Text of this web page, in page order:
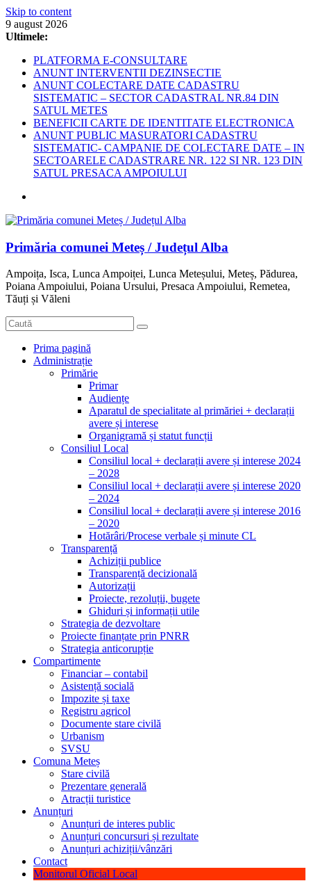
Skip to content
9 august 2026
Ultimele:
PLATFORMA E-CONSULTARE
ANUNT INTERVENTII DEZINSECTIE
ANUNT COLECTARE DATE CADASTRU
SISTEMATIC – SECTOR CADASTRAL NR.84 DIN
SATUL METES
BENEFICII CARTE DE IDENTITATE ELECTRONICA
ANUNT PUBLIC MASURATORI CADASTRU
SISTEMATIC- CAMPANIE DE COLECTARE DATE – IN
SECTOARELE CADASTRARE NR. 122 SI NR. 123 DIN
SATUL PRESACA AMPOIULUI
Primăria comunei Meteș / Județul Alba
Ampoița, Isca, Lunca Ampoiței, Lunca Meteșului, Meteș, Pădurea,
Poiana Ampoiului, Poiana Ursului, Presaca Ampoiului, Remetea,
Tăuți și Văleni
Prima pagină
Administrație
Primărie
Primar
Audiențe
Aparatul de specialitate al primăriei + declarații
avere și interese
Organigramă și statut funcții
Consiliul Local
Consiliul local + declarații avere și interese 2024
– 2028
Consiliul local + declarații avere și interese 2020
– 2024
Consiliul local + declarații avere și interese 2016
– 2020
Hotărâri/Procese verbale și minute CL
Transparență
Achiziții publice
Transparență decizională
Autorizații
Proiecte, rezoluții, bugete
Ghiduri și informații utile
Strategia de dezvoltare
Proiecte finanțate prin PNRR
Strategia anticorupție
Compartimente
Financiar – contabil
Asistență socială
Impozite și taxe
Registru agricol
Documente stare civilă
Urbanism
SVSU
Comuna Meteș
Stare civilă
Prezentare generală
Atracții turistice
Anunțuri
Anunțuri de interes public
Anunțuri concursuri și rezultate
Anunțuri achiziții/vânzări
Contact
Monitorul Oficial Local